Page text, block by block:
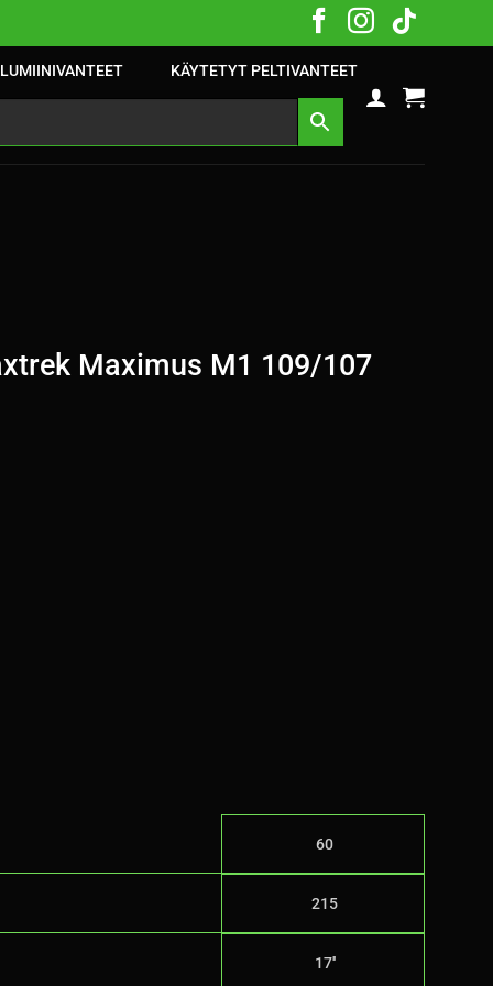
KÄYTETYT PELTIVANTEET
Maximus M1 109/107
60
215
17''